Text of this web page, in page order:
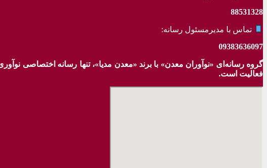
88531328
تماس با مدیرمسئول رسانه:
09383636097
گروه رسانه‌ای «نوآوران معدن» با برند «معدن مدیا»، تنها رسانه اختصاصی
فعالیت است.